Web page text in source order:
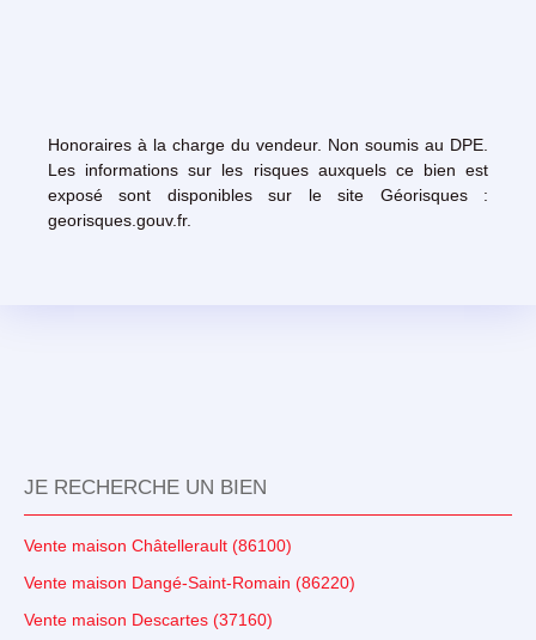
Honoraires à la charge du vendeur. Non soumis au DPE.
Les informations sur les risques auxquels ce bien est
exposé sont disponibles sur le site Géorisques :
georisques.gouv.fr.
JE RECHERCHE UN BIEN
Vente maison Châtellerault (86100)
Vente maison Dangé-Saint-Romain (86220)
Vente maison Descartes (37160)